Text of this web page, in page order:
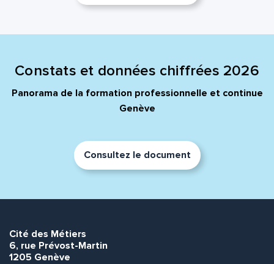
Constats et données chiffrées 2026
Panorama de la formation professionnelle et continue
Genève
Consultez le document
Cité des Métiers
6, rue Prévost-Martin
1205 Genève